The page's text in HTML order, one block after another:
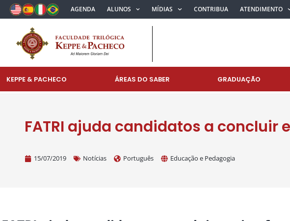
AGENDA ALUNOS MÍDIAS CONTRIBUA ATENDIMENTO
KEPPE & PACHECO ÁREAS DO SABER GRADUAÇÃO
FATRI ajuda candidatos a
15/07/2019 Notícias Português Educação e Pedagogia